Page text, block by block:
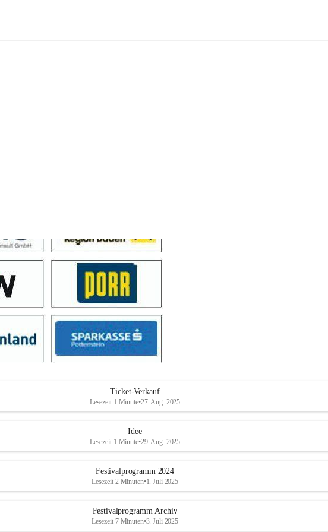
Ticket-Verkauf
Lesezeit 1 Minute•27. Aug. 2025
Idee
Lesezeit 1 Minute•29. Aug. 2025
Festivalprogramm 2024
Lesezeit 2 Minuten•1. Juli 2025
Festivalprogramm Archiv
Lesezeit 7 Minuten•3. Juli 2025